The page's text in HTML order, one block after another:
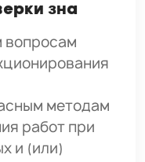
зна
вопросам
методам
работ при
и (или)